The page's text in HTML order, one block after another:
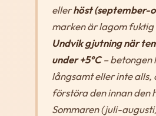
ellerhöst (september-
marken är lagom
Undvik gjutning när
under +5°C– betongen
långsamt eller inte alls,
förstöra den innan den
Sommaren (juli-